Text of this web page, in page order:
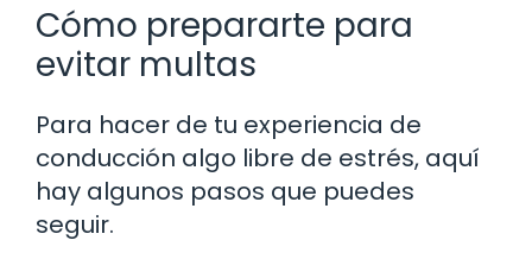
Cómo prepararte para
evitar multas
Para hacer de tu experiencia de
conducción algo libre de estrés, aquí
hay algunos pasos que puedes
seguir.